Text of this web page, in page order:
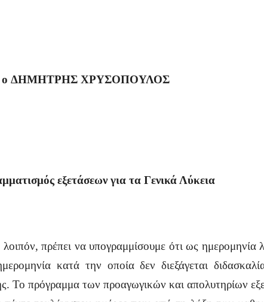
ο ΔΗΜΗΤΡΗΣ ΧΡΥΣΟΠΟΥΛΟΣ
εξετάσεωνγια τα Γενικά Λύκεια
λοιπόν, πρέπει να υπογραμμίσουμε ότι ως
κατά την οποία δεν διεξάγεται
Το πρόγραμμα των προαγωγικών και απολυτηρίων